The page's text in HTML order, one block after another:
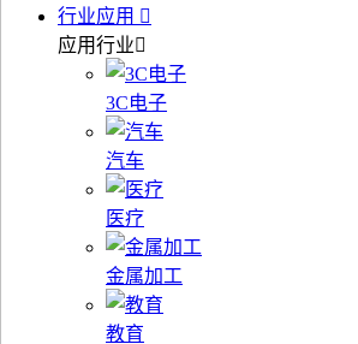
行业应用
应用行业
3C电子
汽车
医疗
金属加工
教育